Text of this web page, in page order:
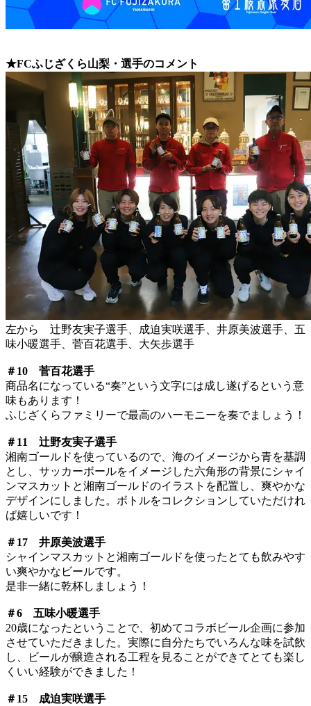
★FCふじざくら山梨・選手のコメント
左から 辻野友実子選手、成迫実咲選手、井原美波選手、五
味小暖選手、菅百花選手、大矢歩選手
＃10 菅百花選手
商品名になっている“奏”という文字には成し遂げるという意
味もあります！
ふじざくらファミリーで最高のハーモニーを奏でましょう！
＃11 辻野友実子選手
湘南ゴールドを使っているので、海のイメージから青を基調
とし、サッカーボールをイメージした六角形の背景にシャイ
ンマスカットと湘南ゴールドのイラストを配置し、爽やかな
デザインにしました。ボトルをコレクションしていただけれ
ば嬉しいです！
＃17 井原美波選手
シャインマスカットと湘南ゴールドを使ったとても飲みやす
い爽やかなビールです。
是非一緒に乾杯しましょう！
＃6 五味小暖選手
20歳になったということで、初めてコラボビール企画に参加
させていただきました。実際に自分たちでいろんな味を試飲
し、ビールが醸造される工程を見ることができてとても楽し
くいい経験ができました！
＃15 成迫実咲選手